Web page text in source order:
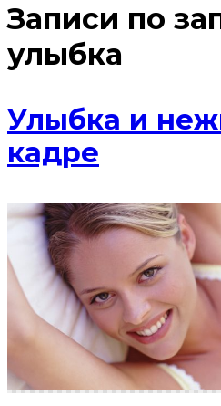
Записи по
улыбка
Улыбка и
кадре